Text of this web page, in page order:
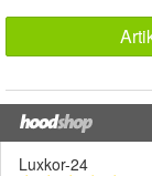
Luxkor-24